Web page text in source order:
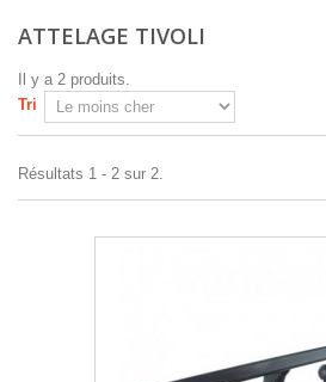
ATTELAGE TIVOLI
Il y a 2 produits.
Tri
Résultats 1 - 2 sur 2.